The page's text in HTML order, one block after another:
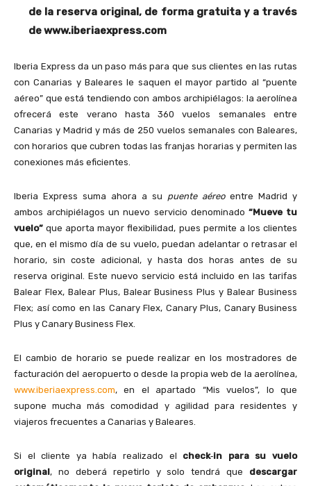
de la reserva original, de forma gratuita y a través
de www.iberiaexpress.com
Iberia Express da un paso más para que sus clientes en las rutas
con Canarias y Baleares le saquen el mayor partido al “puente
aéreo” que está tendiendo con ambos archipiélagos: la aerolínea
ofrecerá este verano hasta 360 vuelos semanales entre
Canarias y Madrid y más de 250 vuelos semanales con Baleares,
con horarios que cubren todas las franjas horarias y permiten las
conexiones más eficientes.
Iberia Express suma ahora a su puente aéreoentre Madrid y
ambos archipiélagos un nuevo servicio denominado “Mueve tu
vuelo” que aporta mayor flexibilidad, pues permite a los clientes
que, en el mismo día de su vuelo, puedan adelantar o retrasar el
horario, sin coste adicional, y hasta dos horas antes de su
reserva original. Este nuevo servicio está incluido en las tarifas
Balear Flex, Balear Plus, Balear Business Plus y Balear Business
Flex; así como en las Canary Flex, Canary Plus, Canary Business
Plus y Canary Business Flex.
El cambio de horario se puede realizar en los mostradores de
facturación del aeropuerto o desde la propia web de la aerolínea,
www.iberiaexpress.com, en el apartado “Mis vuelos”, lo que
supone mucha más comodidad y agilidad para residentes y
viajeros frecuentes a Canarias y Baleares.
Si el cliente ya había realizado el check‑in para su vuelo
original, no deberá repetirlo y solo tendrá que descargar